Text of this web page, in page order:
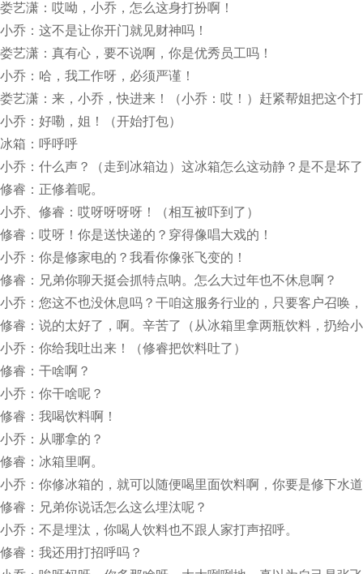
娄艺潇：哎呦，小乔，怎么这身打扮啊！
小乔：这不是让你开门就见财神吗！
娄艺潇：真有心，要不说啊，你是优秀员工吗！
小乔：哈，我工作呀，必须严谨！
娄艺潇：来，小乔，快进来！（小乔：哎！）赶紧帮姐把这个
小乔：好嘞，姐！（开始打包）
冰箱：呼呼呼
小乔：什么声？（走到冰箱边）这冰箱怎么这动静？是不是坏
修睿：正修着呢。
小乔、修睿：哎呀呀呀呀！（相互被吓到了）
修睿：哎呀！你是送快递的？穿得像唱大戏的！
小乔：你是修家电的？我看你像张飞变的！
修睿：兄弟你聊天挺会抓特点呐。怎么大过年也不休息啊？
小乔：您这不也没休息吗？干咱这服务行业的，只要客户召唤
修睿：说的太好了，啊。辛苦了（从冰箱里拿两瓶饮料，扔给
小乔：你给我吐出来！（修睿把饮料吐了）
修睿：干啥啊？
小乔：你干啥呢？
修睿：我喝饮料啊！
小乔：从哪拿的？
修睿：冰箱里啊。
小乔：你修冰箱的，就可以随便喝里面饮料啊，你要是修下水
修睿：兄弟你说话怎么这么埋汰呢？
小乔：不是埋汰，你喝人饮料也不跟人家打声招呼。
修睿：我还用打招呼吗？